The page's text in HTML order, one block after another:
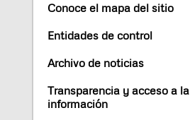
Conoce el mapa del sitio
Entidades de control
Archivo de noticias
Transparencia y acceso a la
información